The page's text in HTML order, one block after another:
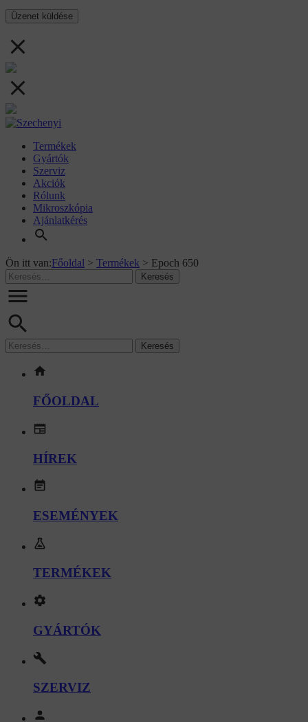
Termékek
Gyártók
Szerviz
Akciók
Rólunk
Mikroszkópia
Ajánlatkérés
Ön itt van:Főoldal > Termékek > Epoch 650
FŐOLDAL
HÍREK
ESEMÉNYEK
TERMÉKEK
GYÁRTÓK
SZERVIZ